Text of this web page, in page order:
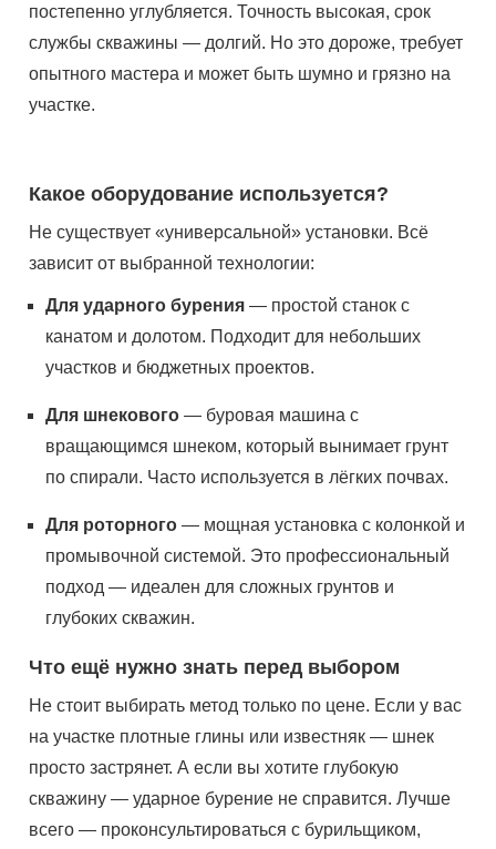
постепенно углубляется. Точность высокая, срок
службы скважины — долгий. Но это дороже, требует
опытного мастера и может быть шумно и грязно на
участке.
Какое оборудование используется?
Не существует «универсальной» установки. Всё
зависит от выбранной технологии:
Для ударного бурения — простой станок с
канатом и долотом. Подходит для небольших
участков и бюджетных проектов.
Для шнекового — буровая машина с
вращающимся шнеком, который вынимает грунт
по спирали. Часто используется в лёгких почвах.
Для роторного — мощная установка с колонкой и
промывочной системой. Это профессиональный
подход — идеален для сложных грунтов и
глубоких скважин.
Что ещё нужно знать перед выбором
Не стоит выбирать метод только по цене. Если у вас
на участке плотные глины или известняк — шнек
просто застрянет. А если вы хотите глубокую
скважину — ударное бурение не справится. Лучше
всего — проконсультироваться с бурильщиком,